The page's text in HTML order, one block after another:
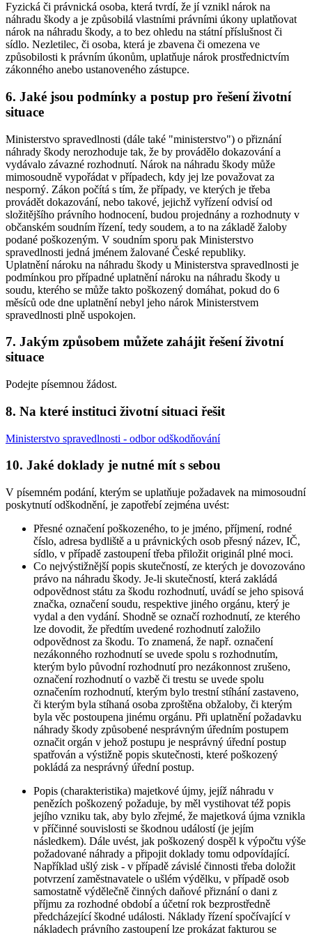
Fyzická či právnická osoba, která tvrdí, že jí vznikl nárok na
náhradu škody a je způsobilá vlastními právními úkony uplatňovat
nárok na náhradu škody, a to bez ohledu na státní příslušnost či
sídlo. Nezletilec, či osoba, která je zbavena či omezena ve
způsobilosti k právním úkonům, uplatňuje nárok prostřednictvím
zákonného anebo ustanoveného zástupce.
6. Jaké jsou podmínky a postup pro řešení životní
situace
Ministerstvo spravedlnosti (dále také "ministerstvo") o přiznání
náhrady škody nerozhoduje tak, že by provádělo dokazování a
vydávalo závazné rozhodnutí. Nárok na náhradu škody může
mimosoudně vypořádat v případech, kdy jej lze považovat za
nesporný. Zákon počítá s tím, že případy, ve kterých je třeba
provádět dokazování, nebo takové, jejichž vyřízení odvisí od
složitějšího právního hodnocení, budou projednány a rozhodnuty v
občanském soudním řízení, tedy soudem, a to na základě žaloby
podané poškozeným. V soudním sporu pak Ministerstvo
spravedlnosti jedná jménem žalované České republiky.
Uplatnění nároku na náhradu škody u Ministerstva spravedlnosti je
podmínkou pro případné uplatnění nároku na náhradu škody u
soudu, kterého se může takto poškozený domáhat, pokud do 6
měsíců ode dne uplatnění nebyl jeho nárok Ministerstvem
spravedlnosti plně uspokojen.
7. Jakým způsobem můžete zahájit řešení životní
situace
Podejte písemnou žádost.
8. Na které instituci životní situaci řešit
Ministerstvo spravedlnosti - odbor odškodňování
10. Jaké doklady je nutné mít s sebou
V písemném podání, kterým se uplatňuje požadavek na mimosoudní
poskytnutí odškodnění, je zapotřebí zejména uvést:
Přesné označení poškozeného, to je jméno, příjmení, rodné
číslo, adresa bydliště a u právnických osob přesný název, IČ,
sídlo, v případě zastoupení třeba přiložit originál plné moci.
Co nejvýstižnější popis skutečností, ze kterých je dovozováno
právo na náhradu škody. Je-li skutečností, která zakládá
odpovědnost státu za škodu rozhodnutí, uvádí se jeho spisová
značka, označení soudu, respektive jiného orgánu, který je
vydal a den vydání. Shodně se označí rozhodnutí, ze kterého
lze dovodit, že předtím uvedené rozhodnutí založilo
odpovědnost za škodu. To znamená, že např. označení
nezákonného rozhodnutí se uvede spolu s rozhodnutím,
kterým bylo původní rozhodnutí pro nezákonnost zrušeno,
označení rozhodnutí o vazbě či trestu se uvede spolu
označením rozhodnutí, kterým bylo trestní stíhání zastaveno,
či kterým byla stíhaná osoba zproštěna obžaloby, či kterým
byla věc postoupena jinému orgánu. Při uplatnění požadavku
náhrady škody způsobené nesprávným úředním postupem
označit orgán v jehož postupu je nesprávný úřední postup
spatřován a výstižně popis skutečnosti, které poškozený
pokládá za nesprávný úřední postup.
Popis (charakteristika) majetkové újmy, jejíž náhradu v
penězích poškozený požaduje, by měl vystihovat též popis
jejího vzniku tak, aby bylo zřejmé, že majetková újma vznikla
v příčinné souvislosti se škodnou událostí (je jejím
následkem). Dále uvést, jak poškozený dospěl k výpočtu výše
požadované náhrady a připojit doklady tomu odpovídající.
Například ušlý zisk - v případě závislé činnosti třeba doložit
potvrzení zaměstnavatele o ušlém výdělku, v případě osob
samostatně výdělečně činných daňové přiznání o dani z
příjmu za rozhodné období a účetní rok bezprostředně
předcházející škodné události. Náklady řízení spočívající v
nákladech právního zastoupení lze prokázat fakturou se